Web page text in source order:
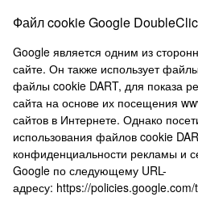
Файл cookie Google
Google является одним из
сайте. Он также использует
файлы cookie DART, для показа
сайта на основе их посещения
сайтов в Интернете. Однако
использования файлов cookie
конфиденциальности рекламы и
Google по следующему URL-
адресу: https://